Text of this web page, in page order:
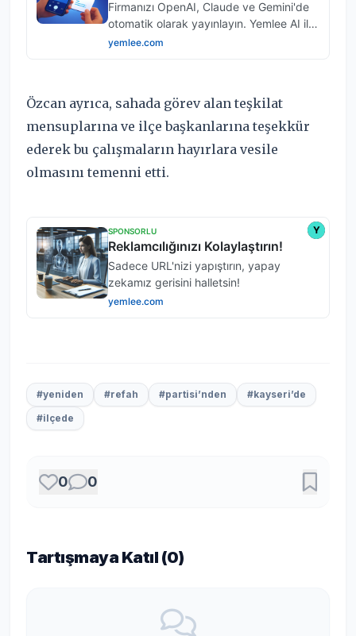
Özcan ayrıca, sahada görev alan teşkilat
mensuplarına ve ilçe başkanlarına teşekkür
ederek bu çalışmaların hayırlara vesile
olmasını temenni etti.
#yeniden #refah #partisi’nden
#kayseri’de
#ilçede
0 0
Tartışmaya Katıl (0)